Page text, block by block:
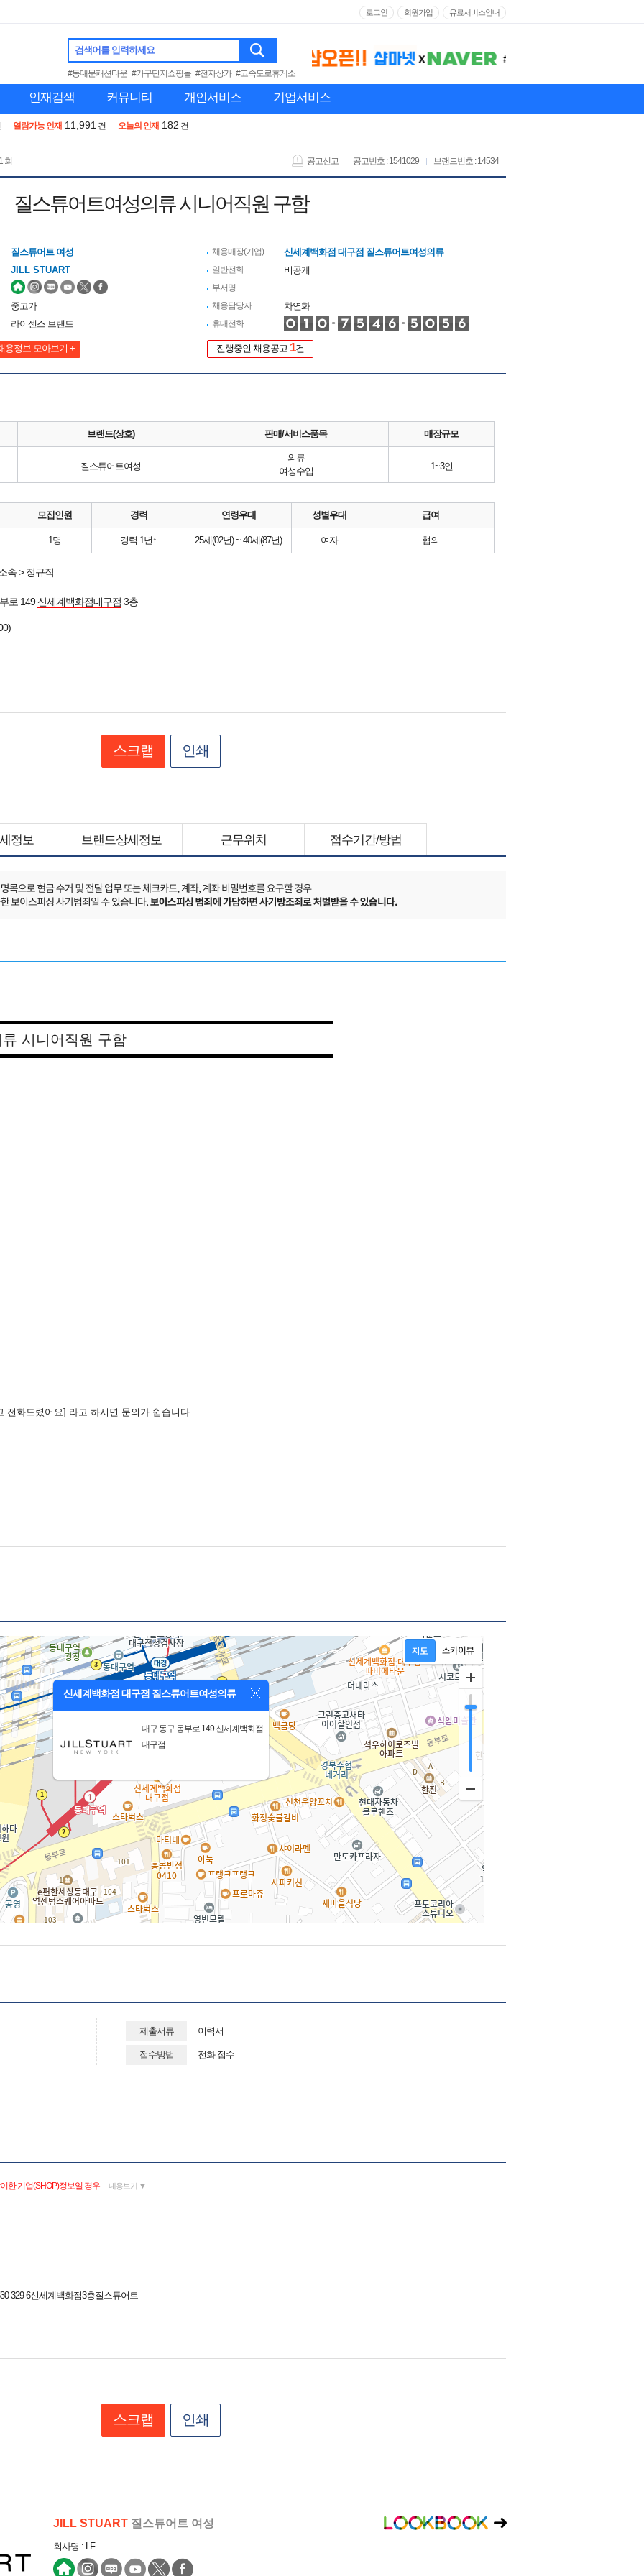
로그인 회원가입 유료서비스안내
검색어를 입력하세요
#동대문패션타운 #가구단지쇼핑몰 #전자상가 #고속도로휴게소
인재검색 커뮤니티 개인서비스 기업서비스
열람가능 인재 11,991 건 오늘의 인재 182 건
회 브랜드번호 : 14534
공고번호 : 1541029
공고신고
질스튜어트여성의류 시니어직원 구함
질스튜어트 여성
JILL STUART
중고가
라이센스 브랜드
용정보 모아보기 +
채용매장(기업) 신세계백화점 대구점 질스튜어트여성의류
일반전화 비공개
부서명
채용담당자
차연화
휴대전화
진행중인 채용공고 1건
브랜드(상호) 판매/서비스품목 매장규모
질스튜어트여성
의류
여성수입
1~3인
모집인원 경력 연령우대 성별우대 급여
1명 경력 1년↑ 25세(02년) ~ 40세(87년) 여자 협의
속 > 정규직
로 149신세계백화점대구점 3층
스크랩 인쇄
정보 브랜드상세정보 근무위치 접수기간/방법
시니어직원 구함
전화드렸어요] 라고 하시면 문의가 쉽습니다.
신세계백화점 대구점 질스튜어트여성의류
대구 동구 동부로 149 신세계백화점
대구점
제출서류 이력서
접수방법 전화 접수
한 기업(SHOP)정보일 경우 내용보기 ▼
329-6신세계백화점3층질스튜어트
스크랩 인쇄
JILL STUART 질스튜어트 여성
회사명 : LF